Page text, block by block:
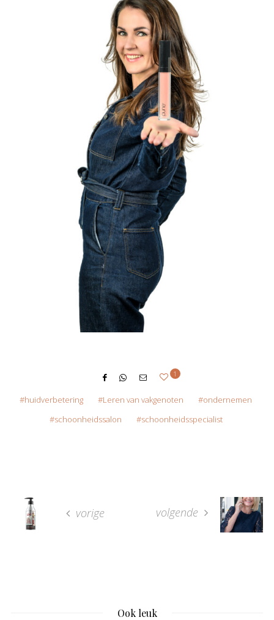
1
huidverbetering Leren van vakgenoten
ondernemen
schoonheidssalon
schoonheidsspecialist
vorige volgende
Ook leuk